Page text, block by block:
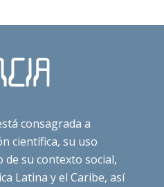
consagrada a
científica, su uso
su contexto social,
Latina y el Caribe, así